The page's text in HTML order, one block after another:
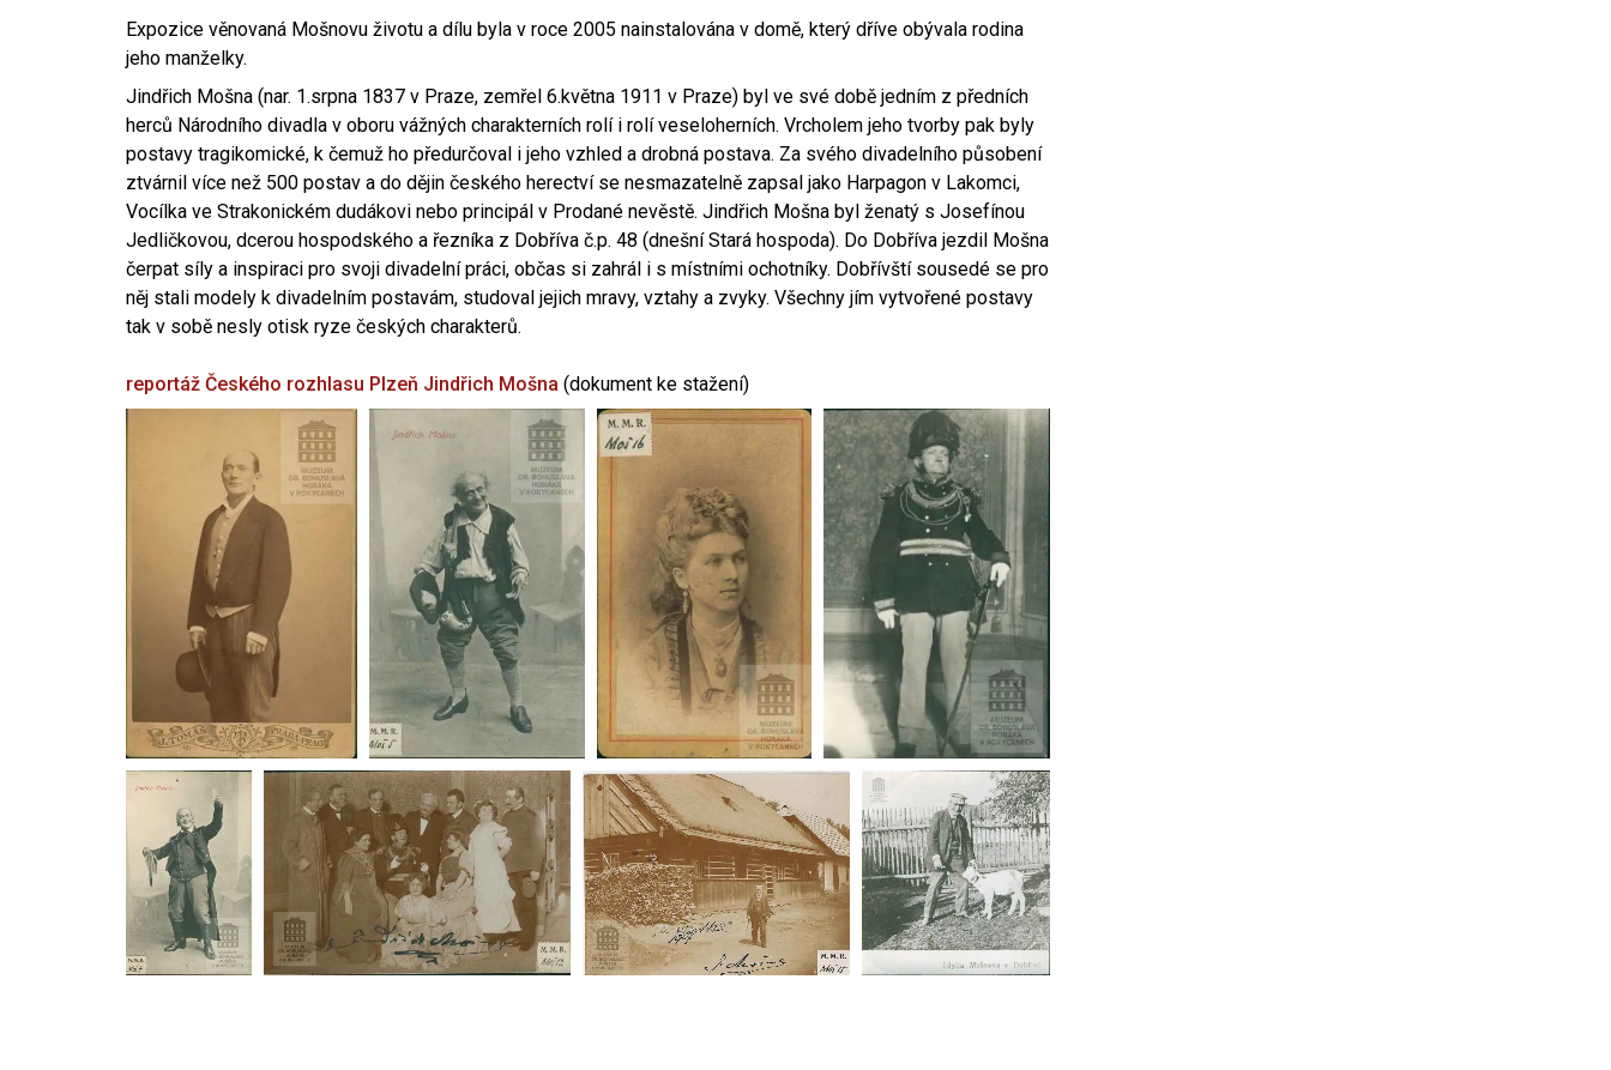
Expozice věnovaná Mošnovu životu a dílu byla v roce 2005 nainstalována v domě, který dříve obývala rodina
jeho manželky.
Jindřich Mošna (nar. 1.srpna 1837 v Praze, zemřel 6.května 1911 v Praze) byl ve své době jedním z předních
herců Národního divadla v oboru vážných charakterních rolí i rolí veseloherních. Vrcholem jeho tvorby pak byly
postavy tragikomické, k čemuž ho předurčoval i jeho vzhled a drobná postava. Za svého divadelního působení
ztvárnil více než 500 postav a do dějin českého herectví se nesmazatelně zapsal jako Harpagon v Lakomci,
Vocílka ve Strakonickém dudákovi nebo principál v Prodané nevěstě. Jindřich Mošna byl ženatý s Josefínou
Jedličkovou, dcerou hospodského a řezníka z Dobříva č.p. 48 (dnešní Stará hospoda). Do Dobříva jezdil Mošna
čerpat síly a inspiraci pro svoji divadelní práci, občas si zahrál i s místními ochotníky. Dobřívští sousedé se pro
něj stali modely k divadelním postavám, studoval jejich mravy, vztahy a zvyky. Všechny jím vytvořené postavy
tak v sobě nesly otisk ryze českých charakterů.
reportáž Českého rozhlasu Plzeň Jindřich Mošna (dokument ke stažení)